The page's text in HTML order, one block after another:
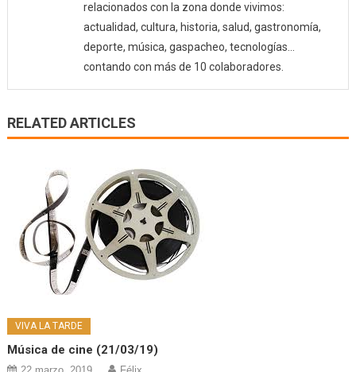
relacionados con la zona donde vivimos:
actualidad, cultura, historia, salud, gastronomía,
deporte, música, gaspacheo, tecnologías…
contando con más de 10 colaboradores.
RELATED ARTICLES
VIVA LA TARDE
Música de cine (21/03/19)